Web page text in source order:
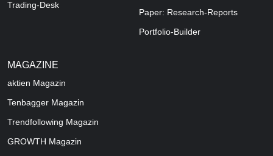
Trading-Desk
Paper: Research-Reports
Portfolio-Builder
MAGAZINE
aktien Magazin
Tenbagger Magazin
Trendfollowing Magazin
GROWTH Magazin